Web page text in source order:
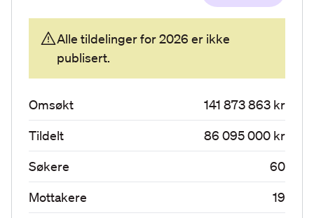
Alle tildelinger for2026 er ikke
publisert.
Omsøkt
141 873 863 kr
Tildelt
86 095 000 kr
Søkere
60
Mottakere
19